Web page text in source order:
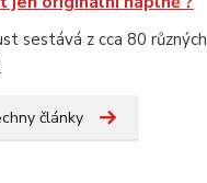
sestává z cca 80 různých
články